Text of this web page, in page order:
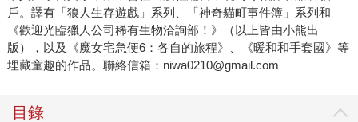
戶。譯有「狼人生存遊戲」系列、「神奇貓町事件簿」系列和
《歡迎光臨獵人公司稀有生物洽詢部！》（以上皆由小熊出
版），以及《魔女宅急便6：各自的旅程》、《暖和和手套國》等
埋藏童趣的作品。聯絡信箱：niwa0210@gmail.com
目錄